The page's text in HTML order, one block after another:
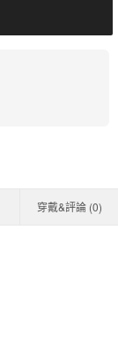
穿戴&評論 (0)